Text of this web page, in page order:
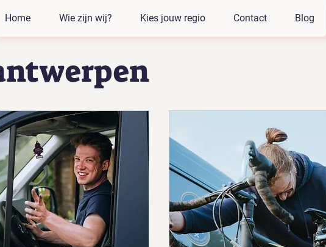
Home Wie zijn wij? Kies jouw regio Contact Blog